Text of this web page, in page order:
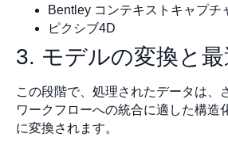
Bentley コンテキストキャプチ
ピクシブ4D
3. モデルの変換と
この段階で、処理されたデータは、
ワークフローへの統合に適した構造
に変換されます。